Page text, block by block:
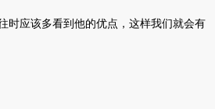
应该多看到他的优点，这样我们就会有